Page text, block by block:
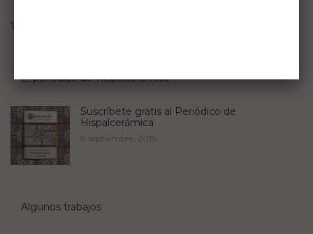
Visit Hispalcerámica's profile on Pinterest.
El periódico de Hispalcerámica
Suscríbete gratis al Periódico de
Hispalcerámica
8 septiembre, 2015
Algunos trabajos